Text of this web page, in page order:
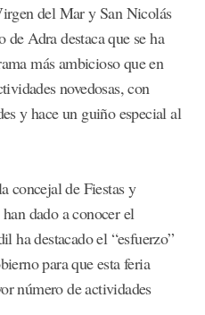
del Mar y San Nicolás
Adra destaca que se ha
más ambicioso que en
novedosas, con
y hace un guiño especial al
concejal de Fiestas y
dado a conocer el
ha destacado el “esfuerzo”
para que esta feria
número de actividades